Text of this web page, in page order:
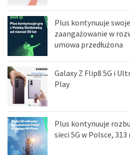
Plus kontynuuje
zaangażowanie w
umowa przedłużona
Galaxy Z Flip8 5G i
Play
Plus kontynuuje
sieci 5G w Polsce,